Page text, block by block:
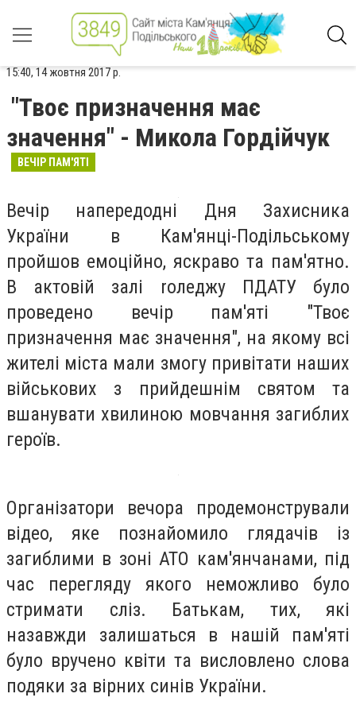
15:40, 14 жовтня 2017 р.
"Твоє призначення має
значення" - Микола Гордійчук
ВЕЧІР ПАМ'ЯТІ
Вечір напередодні Дня Захисника
України в Кам'янці-Подільському
пройшов емоційно, яскраво та пам'ятно.
В актовій залі rоледжу ПДАТУ було
проведено вечір пам'яті "Твоє
призначення має значення", на якому всі
жителі міста мали змогу привітати наших
військових з прийдешнім святом та
вшанувати хвилиною мовчання загиблих
героїв.
Організатори вечора продемонстрували
відео, яке познайомило глядачів із
загиблими в зоні АТО кам'янчанами, під
час перегляду якого неможливо було
стримати сліз. Батькам, тих, які
назавжди залишаться в нашій пам'яті
було вручено квіти та висловлено слова
подяки за вірних синів України.